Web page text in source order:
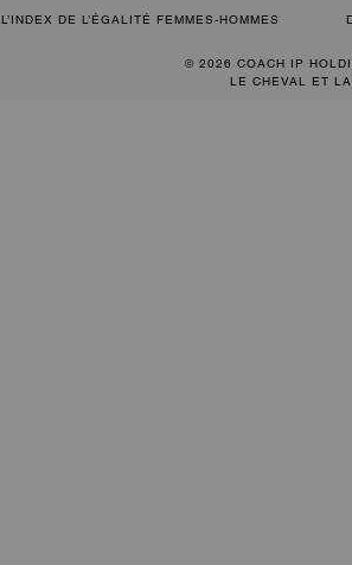
L’INDEX DE L’ÉGALITÉ FEMMES-HOMMES
© 2026 COACH IP
LE CHEVAL ET